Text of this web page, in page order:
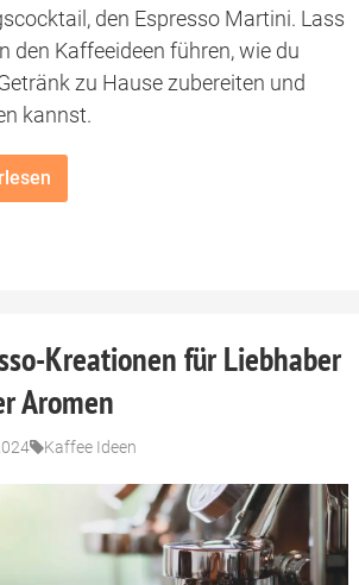
den Espresso Martini. Lass
den Kaffeeideen führen, wie du
zu Hause zubereiten und
kannst.
Kreationen für Liebhaber
Aromen
Kaffee Ideen